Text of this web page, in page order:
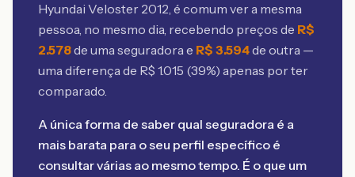
Hyundai Veloster 2012, é comum ver a mesma
pessoa, no mesmo dia, recebendo preços de R$
2.578de uma seguradora e R$ 3.594de outra —
uma diferença de R$ 1.015 (39%) apenas por ter
comparado.
A única forma de saber qual seguradora é a
mais barata para o seu perfil específico é
consultar várias ao mesmo tempo. É o que um